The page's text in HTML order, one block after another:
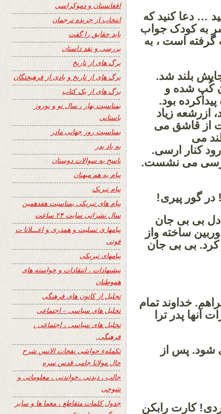
… دعا کنید که
سر به کودک جواب
گرفته است ، به
بلند شد.
کُپ شده و
بود.
زیاد
از قاشق می
می
کنار ارسی.
ارسی می نشست.
در گور پیری!
دل بی بی جان
ساخته واز
کرد. بی بی جان
خداوند تمام
آنها پدر ترا
شود. پس از
کارت رابکن
افغانستان و دموکراسی
انتخاب از جریده ترجمان
باید حقایق را گفت
بررسی و نقد داستان
برگ های از تاریخ
برگ های از تاریخ و یادی از فرهیختگان
برگ های از یک کتاب
بمناسبت بهار ، سال نو و نوروز
باستانی
بمناسبت روز جهانی مادر
به یاد پدر
پاسخ به سوالات دوستان
پیام به هم میهنان
پیام تبریک
پیام های تبریکی بمناسبت هفدهمین
سال نشراتی سایت ۲۴ ساعت
پیامها ی تسلیت و همدری و اعـــلانا ت
فوتی
پیامهای تبریکی
پیشنهادات ، انتقادات و خواسته های
هموطنان
تجلیل از کانون های فرهنگی
تحلیل های سیاسی – اجتماعی
تحلیل های سیاسی ، اجتماعی ،
فرهنگی.
تکملهء حواشی نفحات الانس شرح
حال مولانا جامی قدس سره
جالب ، دیدنی ،خواندنی ، معلوماتی و
شوخی
جدول کلمات متقاطع ، معما ها و سایر